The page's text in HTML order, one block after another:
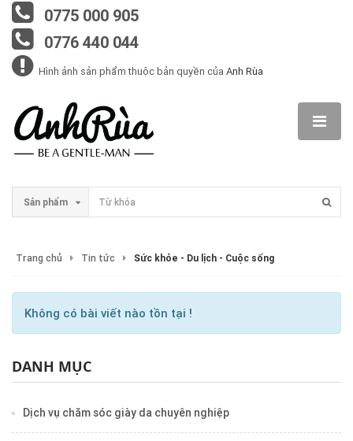
0775 000 905
0776 440 044
Hình ảnh sản phẩm thuộc bản quyền của Anh Rùa
Sản phẩm
Trang chủ Tin tức Sức khỏe - Du lịch - Cuộc sống
Không có bài viết nào tồn tại !
DANH MỤC
Dịch vụ chăm sóc giày da chuyên nghiệp